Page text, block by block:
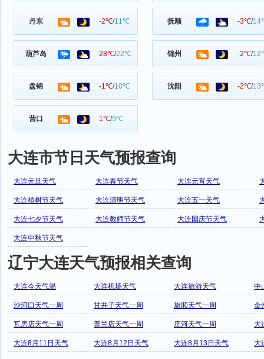
丹东 -2℃/11℃ 抚顺 -3℃/
葫芦岛 28℃/22℃ 锦州 -2℃/
盘锦 -1℃/10℃ 沈阳 -2℃/
营口 1℃/9℃
大连市节日天气预报查询
大连元旦天气 大连春节天气 大连元宵天气
大连植树节天气 大连清明节天气 大连五一天气
大连七夕节天气 大连教师节天气 大连国庆节天气
大连中秋节天气
辽宁大连天气预报相关查询
大连今天气温 大连机场天气 大连旅游天气 中
沙河口天气一周 甘井子天气一周 旅顺天气一周 金
瓦房店天气一周 普兰店天气一周 庄河天气一周 大
大连8月11日天气 大连8月12日天气 大连8月13日天气 大